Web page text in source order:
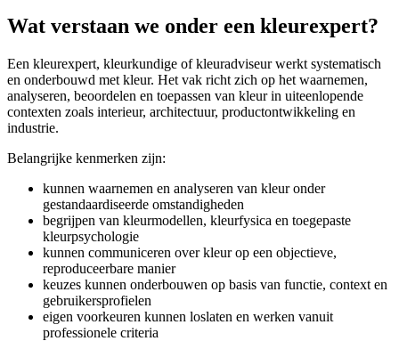
Wat verstaan we onder een kleurexpert?
Een kleurexpert, kleurkundige of kleuradviseur werkt systematisch
en onderbouwd met kleur. Het vak richt zich op het waarnemen,
analyseren, beoordelen en toepassen van kleur in uiteenlopende
contexten zoals interieur, architectuur, productontwikkeling en
industrie.
Belangrijke kenmerken zijn:
kunnen waarnemen en analyseren van kleur onder
gestandaardiseerde omstandigheden
begrijpen van kleurmodellen, kleurfysica en toegepaste
kleurpsychologie
kunnen communiceren over kleur op een objectieve,
reproduceerbare manier
keuzes kunnen onderbouwen op basis van functie, context en
gebruikersprofielen
eigen voorkeuren kunnen loslaten en werken vanuit
professionele criteria